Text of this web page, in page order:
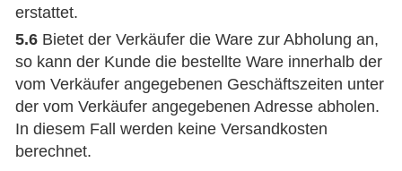
erstattet.
5.6 Bietet der Verkäufer die Ware zur Abholung an,
so kann der Kunde die bestellte Ware innerhalb der
vom Verkäufer angegebenen Geschäftszeiten unter
der vom Verkäufer angegebenen Adresse abholen.
In diesem Fall werden keine Versandkosten
berechnet.